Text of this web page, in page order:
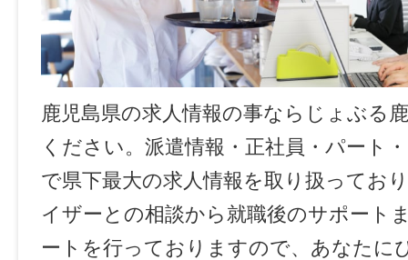
鹿児島県の求人情報の事ならじょぶる
ください。派遣情報・正社員・パート
で県下最大の求人情報を取り扱ってお
イザーとの相談から就職後のサポート
ートを行っておりますので、あなたに